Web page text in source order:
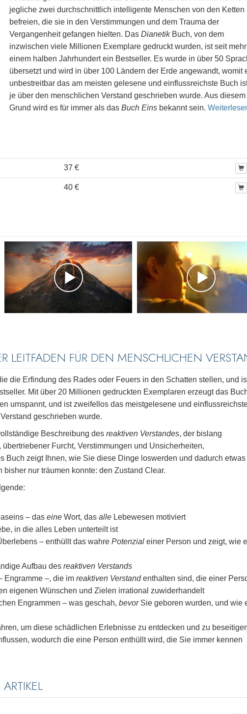
jegliche zwei durchschnittlich intelligente Menschen von den Ketten
befreien, die sie in den Verstimmungen und dem Trauma der
Vergangenheit gefangen hielten. Das DianetikBuch, von dem
inzwischen viele Millionen Exemplare gedruckt wurden, ist seit
einem halben Jahrhundert ein Bestseller. Es wurde in über 50
übersetzt und wird in über 100 Ländern der Erde angewandt, womit
unbestreitbar das am meisten gelesene und einflussreichste Buch
je über den menschlichen Verstand geschrieben wurde. Aus diesem
Grund wird es für immer als das Buch Eins bekannt sein.
37 €
40 €
LEITFADEN FÜR DEN MENSCHLICHEN
die Erfindung des Rades oder Feuers in den Schatten stellen, und
Mit über 20 Millionen gedruckten Exemplaren erzeugt das
umspannt, und ist zweifellos das meistgelesene und
geschrieben wurde.
Beschreibung des reaktiven Verstandes, der bislang
Furcht, Verstimmungen und Unsicherheiten,
Buch zeigt Ihnen, wie Sie diese Dinge loswerden und dadurch etwas
nur träumen konnte: den Zustand Clear.
– das eine Wort, das alle Lebewesen motiviert
in die alles Leben unterteilt ist
– enthüllt das wahre Potenzial einer Person und zeigt, wie
Aufbau des reaktiven Verstands
Engramme –, die im reaktiven Verstandenthalten sind, die einer
eigenen Wünschen und Zielen irrational zuwiderhandelt
Engrammen – was geschah, bevorSie geboren wurden, und wie
um diese schädlichen Erlebnisse zu entdecken und zu
wodurch die eine Person enthüllt wird, die Sie immer kennen